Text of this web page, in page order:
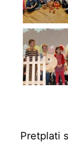
Pretplati